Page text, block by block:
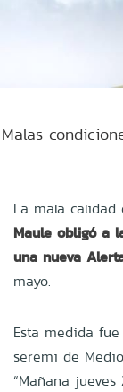
Malas
La mala
Maule obligó a
una nueva
mayo.
Esta medida
seremi de
“Mañana jueves